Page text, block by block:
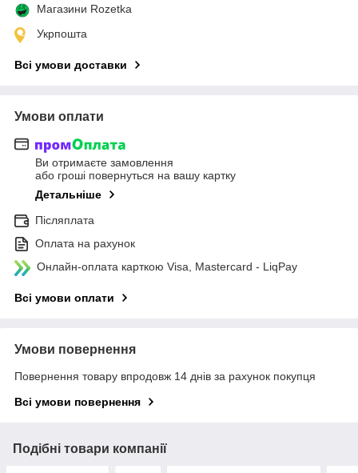
Магазини Rozetka
Укрпошта
Всі умови доставки
Умови оплати
Ви отримаєте замовлення
або гроші повернуться на вашу картку
Детальніше
Післяплата
Оплата на рахунок
Онлайн-оплата карткою Visa, Mastercard - LiqPay
Всі умови оплати
Умови повернення
Повернення товару впродовж 14 днів за рахунок покупця
Всі умови повернення
Подібні товари компанії